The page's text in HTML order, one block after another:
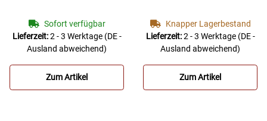
Wischer A31 für
Saxophon und
Klarinettenmundstücke
Sofort verfügbar
Lieferzeit:2 - 3 Werktage (DE -
Ausland abweichend)
Zum Artikel
Klarinette/Sopransax
Knapper Lagerbestand
Lieferzeit:2 - 3 Werktage (DE -
Ausland abweichend)
Zum Artikel